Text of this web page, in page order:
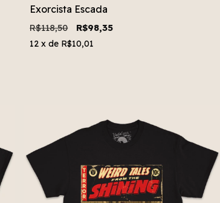
Exorcista Escada
R$118,50 R$98,35
12 x de R$10,01